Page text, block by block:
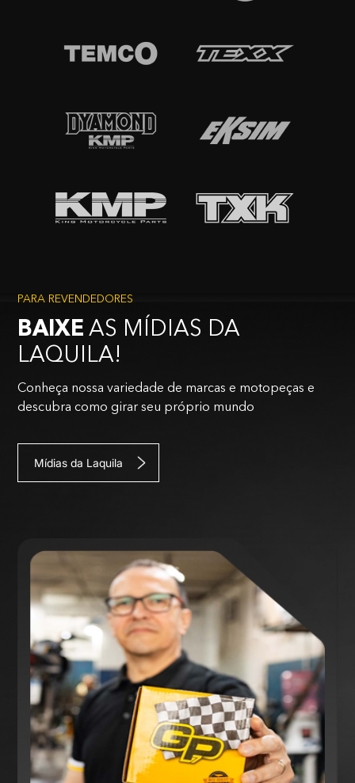
PARA REVENDEDORES
BAIXE AS MÍDIAS DA
LAQUILA!
Conheça nossa variedade de marcas e motopeças e
descubra como girar seu próprio mundo
Mídias da Laquila